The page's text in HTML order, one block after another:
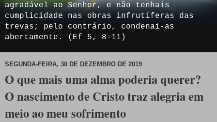
agradável ao Senhor, e não tenhais
cumplicidade nas obras infrutíferas das
trevas; pelo contrário, condenai-as
abertamente. (Ef 5, 8-11)
SEGUNDA-FEIRA, 30 DE DEZEMBRO DE 2019
O que mais uma alma poderia querer?
O nascimento de Cristo traz alegria em
meio ao meu sofrimento